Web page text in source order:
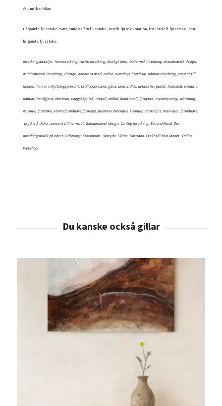
Varumärke: Affari
Hängande ljusstake svart, smidesjärn ljusstake, rustik ljusdekoration, industriell ljusstake, stor
hängande ljusstake.
Inredningsdetaljer, heminredning, rustik inredning, lantligt hem, bohemisk inredning, skandinavisk design,
minimalistisk inredning, vintage, dekorera med, online, webshop, återbruk, hållbar inredning, present till
honom, henne, inflyttningspresent, bröllopspresent, gåva, unik, tidlös, dekorativ, ljusfat, fruktskål, exklusiv,
hållbar, handgjord, återbruk, väggskåp, trä, metall, stilfull, funktionell, ljuslykta, mysbelysning, stämning,
mysljus, ljusstake, värmeljushållare,ljuskopp, ljusstake blockljus, kronljus, värmeljus, maxi-ljus, ljushållare,
prydnad, dekor, present till hemmet. Sakndinavisk design. Lantlig inredning. Second Hand. Din
inredningsbutik på nätet. Göteborg. Stockholm. Härryda. Skåne. Norrland. Frakt till hela landet. Online.
Webshop.